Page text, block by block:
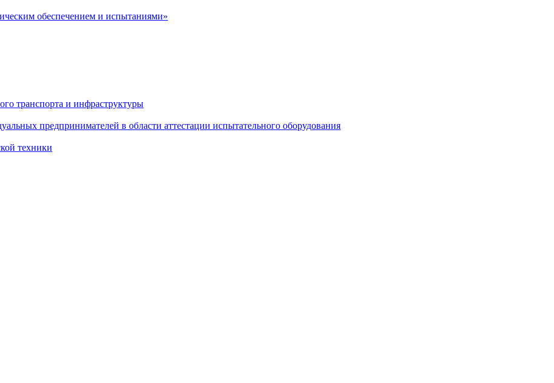
обеспечением и испытаниями»
транспорта и инфраструктуры
предпринимателей в области аттестации испытательного оборудования
техники